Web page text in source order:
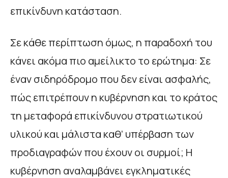
επικίνδυνη κατάσταση.
Σε κάθε περίπτωση όμως, η παραδοχή του
κάνει ακόμα πιο αμείλικτο το ερώτημα: Σε
έναν σιδηρόδρομο που δεν είναι ασφαλής,
πώς επιτρέπουν η κυβέρνηση και το κράτος
τη μεταφορά επικίνδυνου στρατιωτικού
υλικού και μάλιστα καθ’ υπέρβαση των
προδιαγραφών που έχουν οι συρμοί; Η
κυβέρνηση αναλαμβάνει εγκληματικές